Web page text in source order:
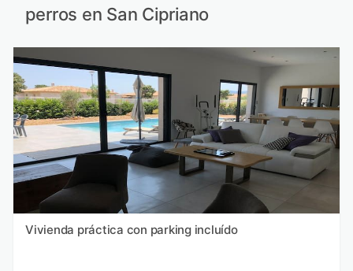
perros en San Cipriano
Vivienda práctica con parking incluído